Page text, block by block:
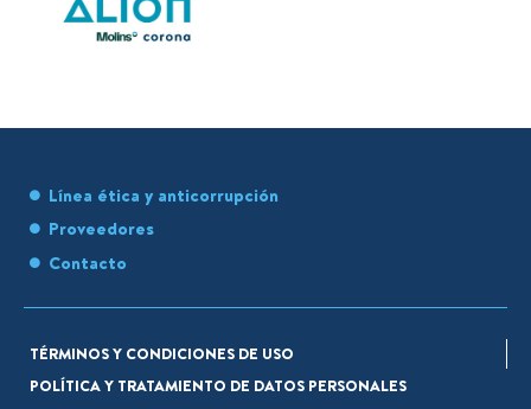
Línea ética y anticorrupción
Proveedores
Contacto
TÉRMINOS Y CONDICIONES DE USO
POLÍTICA Y TRATAMIENTO DE DATOS PERSONALES